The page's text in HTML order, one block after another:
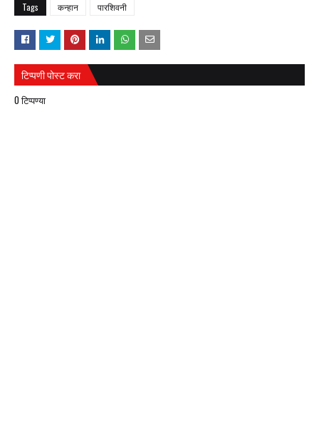
Tags कन्हान पारशिवनी
टिप्पणी पोस्ट करा
0 टिप्पण्या